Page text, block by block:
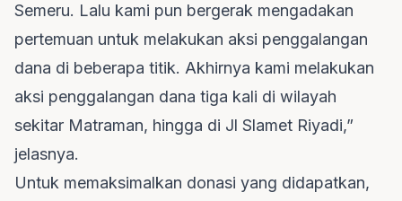
Semeru. Lalu kami pun bergerak mengadakan
pertemuan untuk melakukan aksi penggalangan
dana di beberapa titik. Akhirnya kami melakukan
aksi penggalangan dana tiga kali di wilayah
sekitar Matraman, hingga di Jl Slamet Riyadi,”
jelasnya.
Untuk memaksimalkan donasi yang didapatkan,